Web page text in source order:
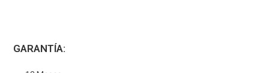
GARANTÍA: